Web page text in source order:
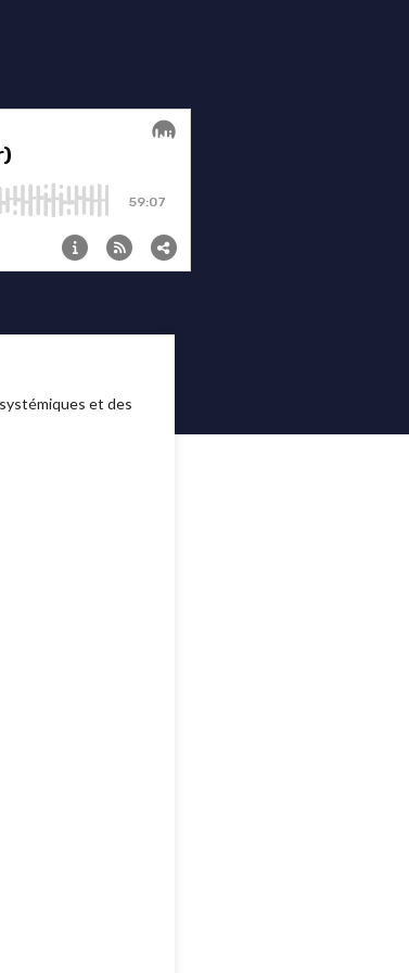
et des